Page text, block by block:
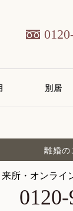
別居
離婚の
来所・オンライ